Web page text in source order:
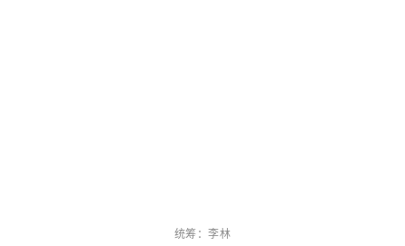
统筹：李林